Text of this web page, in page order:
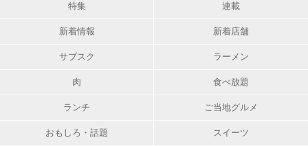
特集 連載
新着情報 新着店舗
サブスク ラーメン
肉 食べ放題
ランチ ご当地グルメ
おもしろ・話題 スイーツ